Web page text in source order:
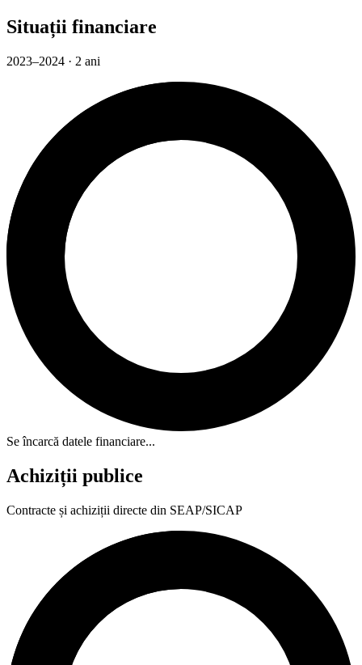
Situații financiare
2023–2024 · 2 ani
Se încarcă datele financiare...
Achiziții publice
Contracte și achiziții directe din SEAP/SICAP